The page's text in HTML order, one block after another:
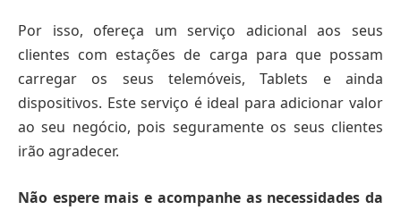
Por isso, ofereça um serviço adicional aos seus
clientes com estações de carga para que possam
carregar os seus telemóveis, Tablets e ainda
dispositivos. Este serviço é ideal para adicionar valor
ao seu negócio, pois seguramente os seus clientes
irão agradecer.
Não espere mais e acompanhe as necessidades da